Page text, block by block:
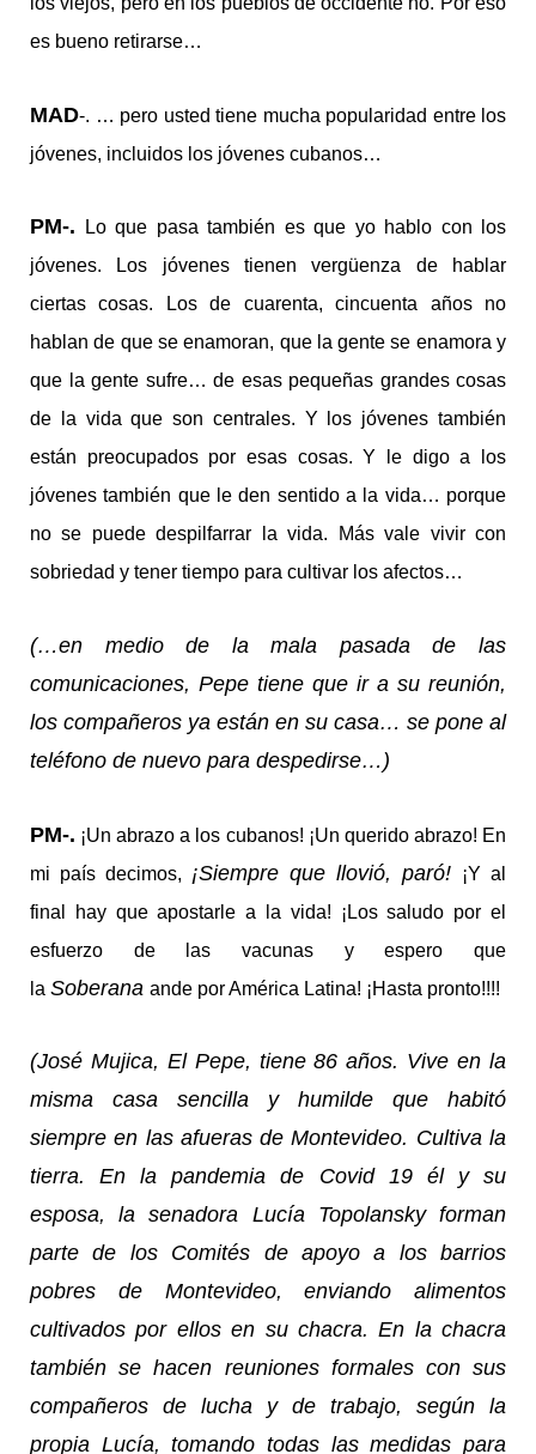
es bueno retirarse…
MAD-. … pero usted tiene mucha popularidad entre los
jóvenes, incluidos los jóvenes cubanos…
PM-. Lo que pasa también es que yo hablo con los
jóvenes. Los jóvenes tienen vergüenza de hablar
ciertas cosas. Los de cuarenta, cincuenta años no
hablan de que se enamoran, que la gente se enamora y
que la gente sufre… de esas pequeñas grandes cosas
de la vida que son centrales. Y los jóvenes también
están preocupados por esas cosas. Y le digo a los
jóvenes también que le den sentido a la vida… porque
no se puede despilfarrar la vida. Más vale vivir con
sobriedad y tener tiempo para cultivar los afectos…
(…en medio de la mala pasada de las
comunicaciones, Pepe tiene que ir a su reunión,
los compañeros ya están en su casa… se pone al
teléfono de nuevo para despedirse…)
PM-. ¡Un abrazo a los cubanos! ¡Un querido abrazo! En
mi país decimos, ¡Siempre que llovió, paró!
¡Y al
final hay que apostarle a la vida! ¡Los saludo por el
esfuerzo de las vacunas y espero que
la Soberana ande por América Latina! ¡Hasta pronto!!!!
(José Mujica, El Pepe, tiene 86 años. Vive en la
misma casa sencilla y humilde que habitó
siempre en las afueras de Montevideo. Cultiva la
tierra. En la pandemia de Covid 19 él y su
esposa, la senadora Lucía Topolansky forman
parte de los Comités de apoyo a los barrios
pobres de Montevideo, enviando alimentos
cultivados por ellos en su chacra. En la chacra
también se hacen reuniones formales con sus
compañeros de lucha y de trabajo, según la
propia Lucía, tomando todas las medidas para